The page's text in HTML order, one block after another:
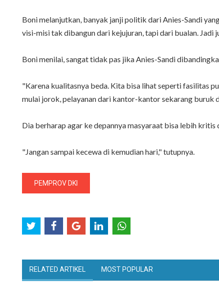
Boni melanjutkan, ‎banyak janji politik dari Anies-Sandi
visi-misi tak dibangun dari kejujuran, tapi dari bualan. Jadi
Boni menilai, sangat tidak pas jika Anies-Sandi
‎"Karena kualitasnya beda. Kita bisa lihat seperti fasilitas
mulai jorok, pelayanan dari kantor-kantor sekarang buruk
Dia berharap agar ke depannya masyaraat bisa lebih
"Jangan sampai kecewa di kemudian hari," tutupnya.
PEMPROV DKI
RELATED ARTIKEL MOST POPULAR